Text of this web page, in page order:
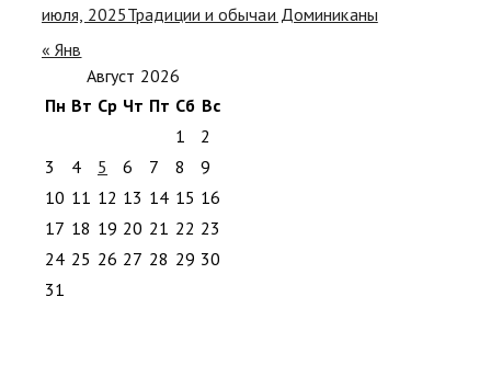
июля, 2025Традиции и обычаи Доминиканы
« Янв
Август 2026
Пн Вт Ср Чт Пт Сб Вс
1
2
3
4 5 6 7 8
9
10 11 12 13 14 15 16
17 18 19 20 21 22 23
24 25 26 27 28 29 30
31